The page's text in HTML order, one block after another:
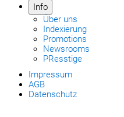
Info
Über uns
Indexierung
Promotions
Newsrooms
PResstige
Impressum
AGB
Datenschutz